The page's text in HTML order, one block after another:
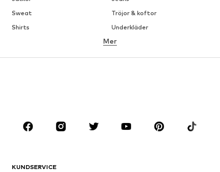
Sweat
Tröjor & koftor
Shirts
Underkläder
Skjortor
KLÄDER
Jackor
Mer
KUNDSERVICE